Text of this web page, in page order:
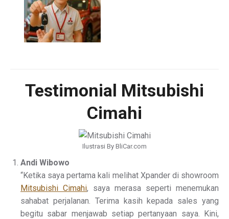
Testimonial Mitsubishi
Cimahi
Ilustrasi By BliCar.com
Andi Wibowo
“Ketika saya pertama kali melihat Xpander di showroom
Mitsubishi Cimahi, saya merasa seperti menemukan
sahabat perjalanan. Terima kasih kepada sales yang
begitu sabar menjawab setiap pertanyaan saya. Kini,